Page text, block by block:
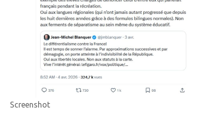
Screenshot